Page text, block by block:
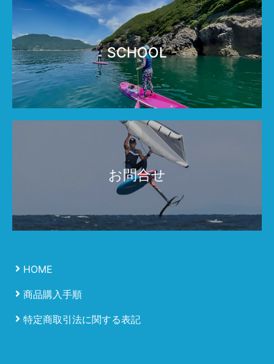
SCHOOL
お問合せ
HOME
商品購入手順
特定商取引法に関する表記